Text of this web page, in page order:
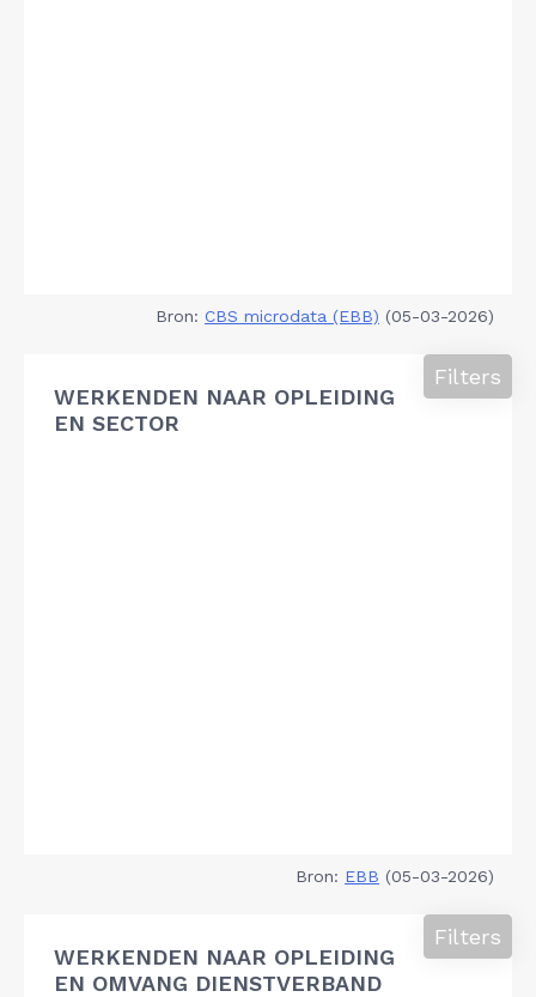
Bron: CBS microdata (EBB) (05-03-2026)
WERKENDEN NAAR OPLEIDING
EN SECTOR
Filters
Bron: EBB (05-03-2026)
WERKENDEN NAAR OPLEIDING
EN OMVANG DIENSTVERBAND
Filters